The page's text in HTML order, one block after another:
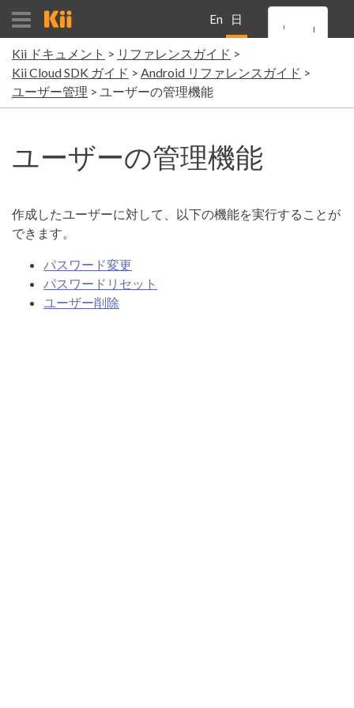
En
gli
sh
日
本
Kii ドキュメント
リファレンスガイド
Kii Cloud SDK ガイド
Android リファレンスガイド
ユーザー管理
ユーザーの管理機能
ユーザーの管理機能
作成したユーザーに対して、以下の機能を実行することが
できます。
パスワード変更
パスワードリセット
ユーザー削除